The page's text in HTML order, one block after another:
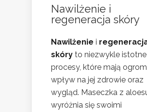
Nawilżenie i
regeneracja skóry
Nawilżenie i
skóry to niezwykle istotne
procesy, które mają
wpływ na jej zdrowie oraz
wygląd. Maseczka z
wyróżnia się swoimi